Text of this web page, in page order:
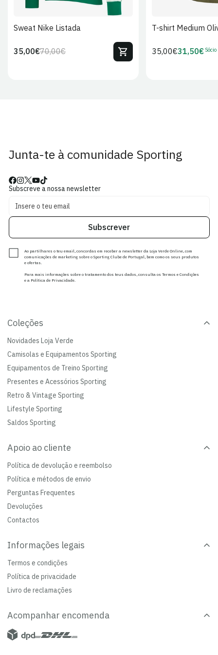
Sweat Nike Listada
Preço
70,00€Preço
35,00€
T-shirt Medium
Preço
35,00€Preço
31,50€ Sócio
Junta-te à comunidade Sporting
Subscreve a nossa newsletter
Subscrever
Ao partilhares o teu email, concordas em receber a newsletter da Loja Verde Online, com
comunicações de marketing sobre o Sporting Clube de Portugal, bem como os seus produtos
e ofertas.
Para mais informações sobre o tratamento dos teus dados, consulta os Termos e Condições
e a Política de Privacidade.
Coleções
Novidades Loja Verde
Camisolas e Equipamentos Sporting
Equipamentos de Treino Sporting
Presentes e Acessórios Sporting
Retro & Vintage Sporting
Lifestyle Sporting
Saldos Sporting
Apoio ao cliente
Política de devolução e reembolso
Política e métodos de envio
Perguntas Frequentes
Devoluções
Contactos
Informações legais
Termos e condições
Política de privacidade
Livro de reclamações
Acompanhar encomenda